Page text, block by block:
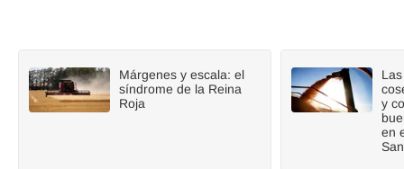
Márgenes y escala: el
síndrome de la Reina
Roja
y
en